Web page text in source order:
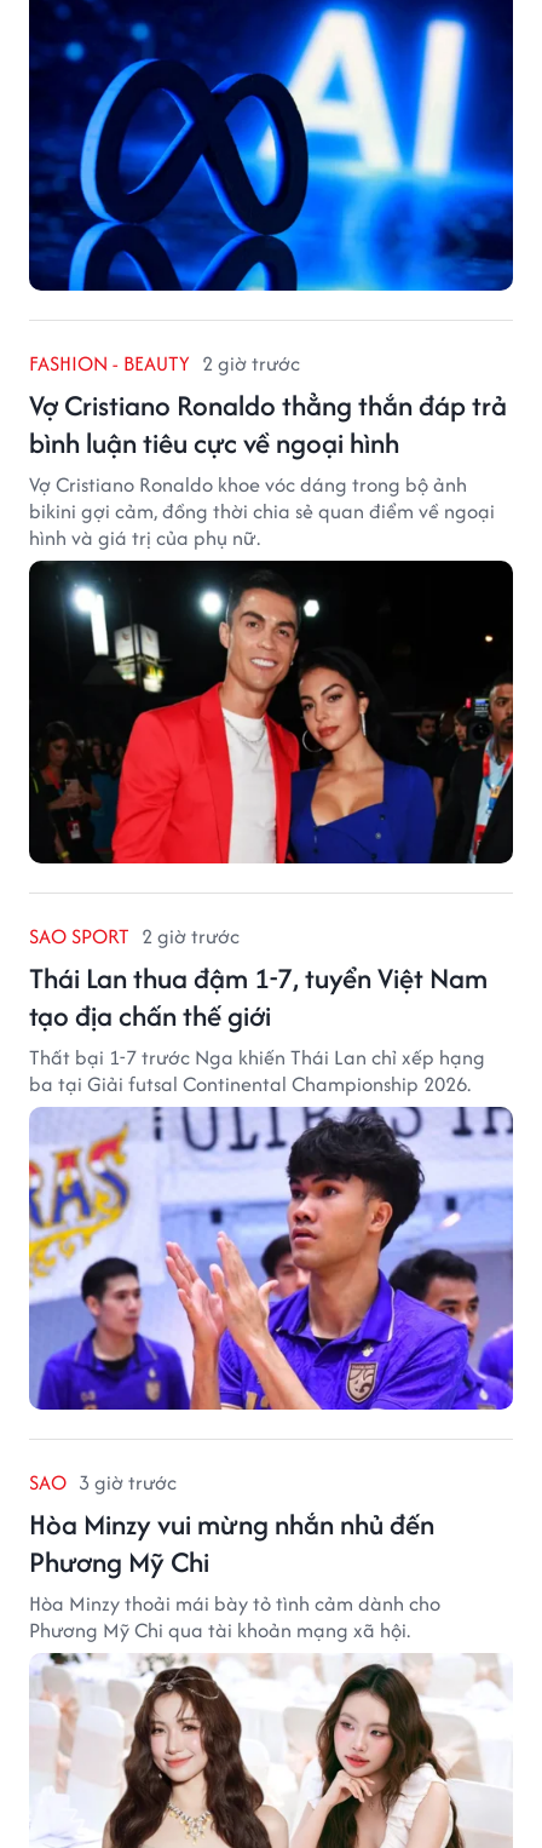
FASHION - BEAUTY 2 giờ trước
Vợ Cristiano Ronaldo thẳng thắn đáp trả
bình luận tiêu cực về ngoại hình
Vợ Cristiano Ronaldo khoe vóc dáng trong bộ ảnh
bikini gợi cảm, đồng thời chia sẻ quan điểm về ngoại
hình và giá trị của phụ nữ.
SAO SPORT 2 giờ trước
Thái Lan thua đậm 1-7, tuyển Việt Nam
tạo địa chấn thế giới
Thất bại 1-7 trước Nga khiến Thái Lan chỉ xếp hạng
ba tại Giải futsal Continental Championship 2026.
SAO 3 giờ trước
Hòa Minzy vui mừng nhắn nhủ đến
Phương Mỹ Chi
Hòa Minzy thoải mái bày tỏ tình cảm dành cho
Phương Mỹ Chi qua tài khoản mạng xã hội.